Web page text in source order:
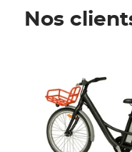
Nos